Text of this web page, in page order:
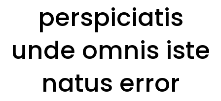
perspiciatis
unde omnis iste
natus error